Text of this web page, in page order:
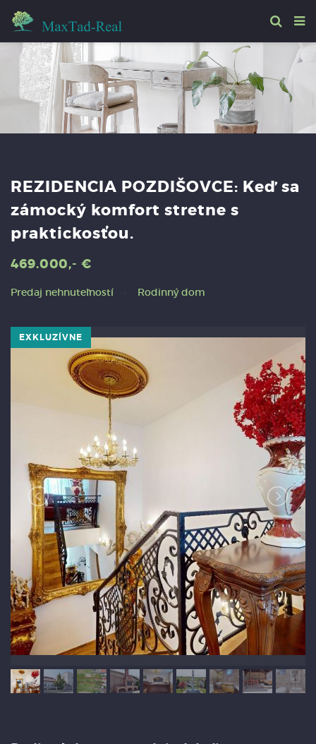
REZIDENCIA POZDIŠOVCE: Keď sa
zámocký komfort stretne s
praktickosťou.
469.000,- €
Predaj nehnuteľností Rodinný dom
EXKLUZÍVNE